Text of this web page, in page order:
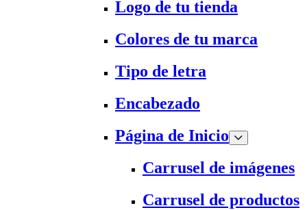
Logo de tu tienda
Colores de tu marca
Tipo de letra
Encabezado
Página de Inicio
Carrusel de imágenes
Carrusel de productos